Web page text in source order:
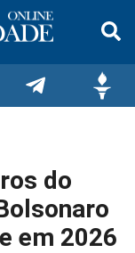
no
TelegramGettr
do
em 2026